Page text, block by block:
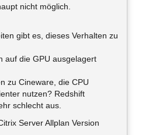
nicht möglich.
gibt es, dieses Verhalten zu
auf die GPU ausgelagert
zu Cineware, die CPU
nutzen? Redshift
schlecht aus.
Server Allplan Version